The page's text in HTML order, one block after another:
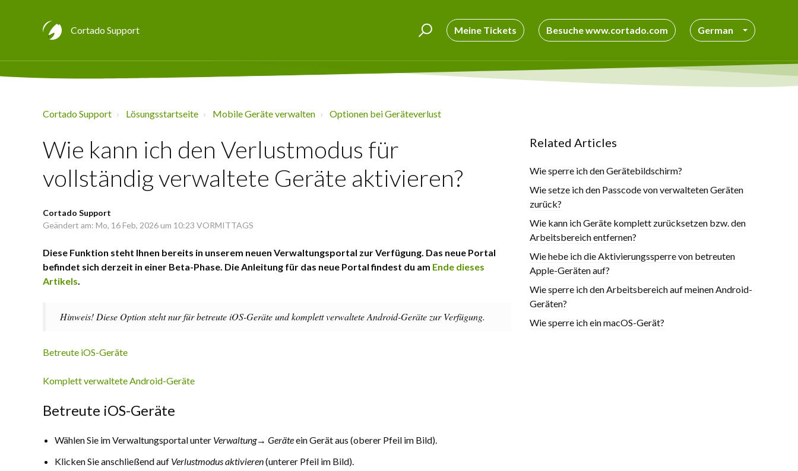
Cortado Support Meine Tickets Besuche www.cortado.com German
Cortado Support Lösungsstartseite Mobile Geräte verwalten Optionen bei Geräteverlust
Wie kann ich den Verlustmodus für
vollständig verwaltete Geräte aktivieren?
Cortado Support
Geändert am: Mo, 16 Feb, 2026 um 10:23 VORMITTAGS
Diese Funktion steht Ihnen bereits in unserem neuen Verwaltungsportal zur Verfügung. Das neue Portal
befindet sich derzeit in einer Beta-Phase. Die Anleitung für das neue Portal findest du am Ende dieses
Artikels.
Hinweis! Diese Option steht nur für betreute iOS-Geräte und komplett verwaltete Android-Geräte zur Verfügung.
Betreute iOS-Geräte
Komplett verwaltete Android-Geräte
Betreute iOS-Geräte
Wählen Sie im Verwaltungsportal unter Verwaltung→ Geräteein Gerät aus (oberer Pfeil im Bild).
Klicken Sie anschließend auf Verlustmodus aktivieren(unterer Pfeil im Bild).
Related Articles
Wie sperre ich den Gerätebildschirm?
Wie setze ich den Passcode von verwalteten Geräten
zurück?
Wie kann ich Geräte komplett zurücksetzen bzw. den
Arbeitsbereich entfernen?
Wie hebe ich die Aktivierungssperre von betreuten
Apple-Geräten auf?
Wie sperre ich den Arbeitsbereich auf meinen Android-
Geräten?
Wie sperre ich ein macOS-Gerät?